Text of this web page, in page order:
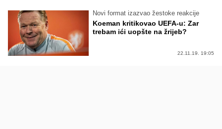
Novi format izazvao žestoke reakcije
Koeman kritikovao UEFA-u: Zar
trebam ići uopšte na žrijeb?
22.11.19. 19:05